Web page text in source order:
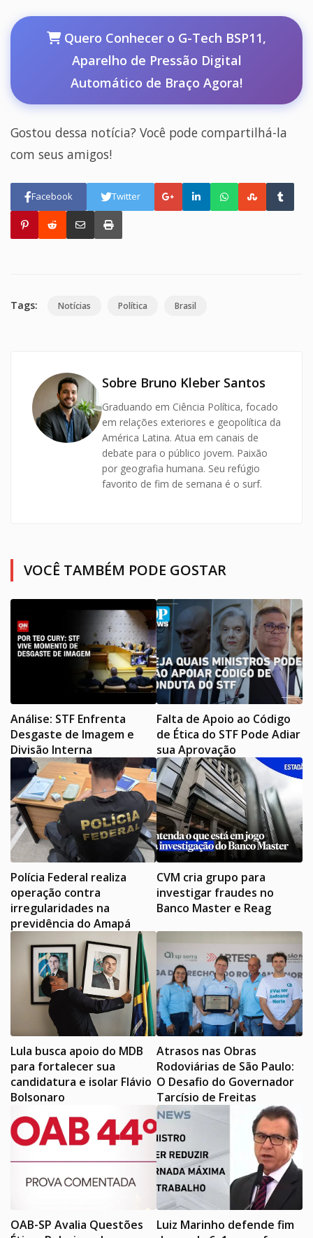
Quero Conhecer o G-Tech BSP11,
Aparelho de Pressão Digital
Automático de Braço Agora!
Gostou dessa notícia? Você pode compartilhá-la
com seus amigos!
Facebook Twitter
Tags: Notícias Política Brasil
Sobre Bruno Kleber Santos
Graduando em Ciência Política, focado
em relações exteriores e geopolítica da
América Latina. Atua em canais de
debate para o público jovem. Paixão
por geografia humana. Seu refúgio
favorito de fim de semana é o surf.
VOCÊ TAMBÉM PODE GOSTAR
Análise: STF Enfrenta
Desgaste de Imagem e
Divisão Interna
Falta de Apoio ao Código
de Ética do STF Pode Adiar
sua Aprovação
Polícia Federal realiza
operação contra
irregularidades na
previdência do Amapá
CVM cria grupo para
investigar fraudes no
Banco Master e Reag
Lula busca apoio do MDB
para fortalecer sua
candidatura e isolar Flávio
Bolsonaro
Atrasos nas Obras
Rodoviárias de São Paulo:
O Desafio do Governador
Tarcísio de Freitas
OAB-SP Avalia Questões
Luiz Marinho defende fim